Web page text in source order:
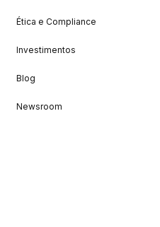
Ética e Compliance
Investimentos
Blog
Newsroom